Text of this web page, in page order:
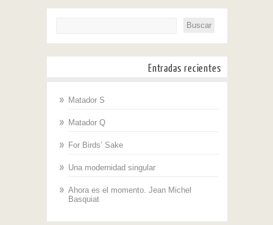
Entradas recientes
Matador S
Matador Q
For Birds’ Sake
Una modernidad singular
Ahora es el momento. Jean Michel
Basquiat